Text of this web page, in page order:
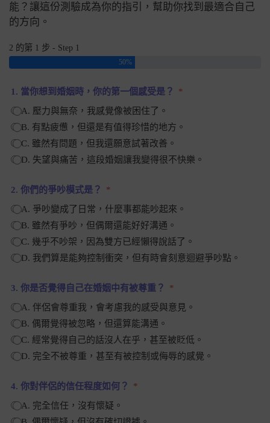
能？讓這份測驗成為你的指引，幫助你找到最適合自己
的方向。
2 的第 1 步 - Step 1
50%
1. 當你想到婚姻時，你的第一個感受是？
A. 壓力與無奈，我感覺像被困住了。
B. 有點疲憊，但還是有值得珍惜的地方。
C. 雖然有問題，但我還願意試著改善。
D. 失望與痛苦，這段婚姻讓我變得很不快樂。
2. 你們的爭吵模式是？
A. 爭吵變成了日常，什麼事都能吵起來。
B. 雖然有爭吵，但偶爾還能好好溝通。
C. 幾乎不吵架，因為雙方已經懶得說話了。
D. 我們算是能夠控制衝突，但有時會刻意迴避爭吵點。
3. 你是否覺得自己在婚姻中有被尊重？
A. 伴侶會尊重我，會考慮我的感受與意見。
B. 偶爾覺得被忽略，但還算能溝通。
C. 經常覺得自己的話沒人在乎，甚至被貶低。
D. 完全不被尊重，甚至有被控制或侮辱的感覺。
4. 你對伴侶的信任程度如何？
A. 完全信任，沒有懷疑。